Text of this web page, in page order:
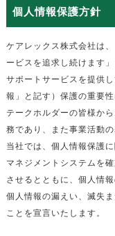
個人情報保護方針
ケアレックス株式会社は
ービスを追求し続けます
サポートサービスを提供
報」と記す）保護の重要
テークホルダーの皆様か
務であり、また事業活動
当社では、個人情報保護
マネジメントシステムを
させるとともに、個人情
個人情報の漏えい、滅失
ことを宣言いたします。